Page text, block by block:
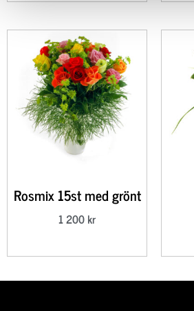
Rosmix 15st med grönt
1 200kr